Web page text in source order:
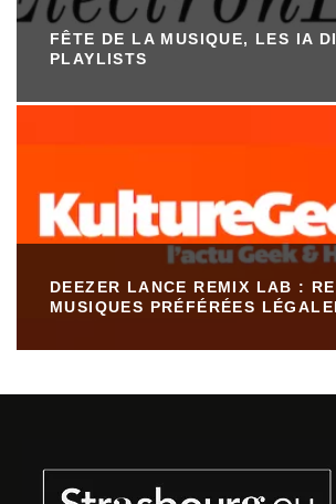
FÊTE DE LA MUSIQUE, LES IA
PLAYLISTS
DEEZER LANCE REMIX LAB :
MUSIQUES PRÉFÉRÉES